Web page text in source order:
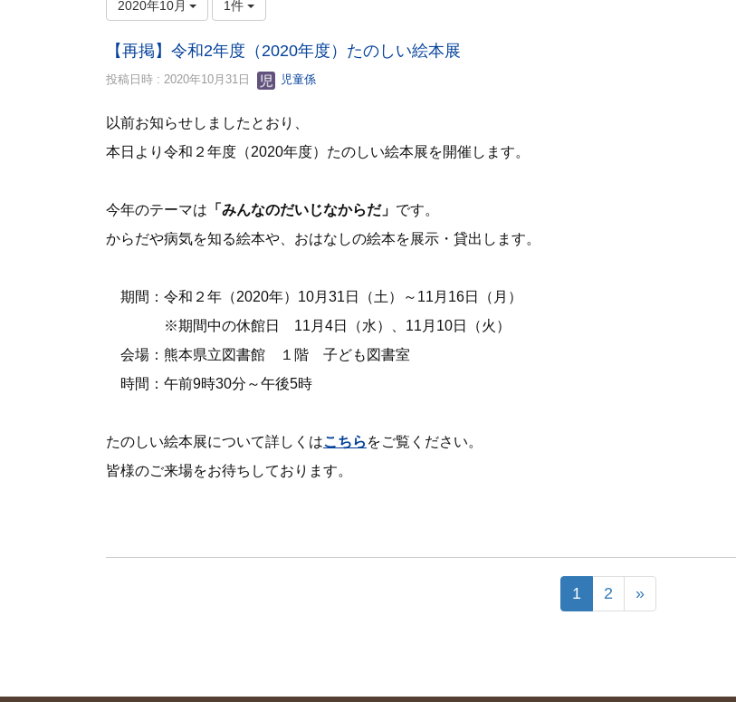
2020年10月 1件
【再掲】令和2年度（2020年度）たのしい絵本展
投稿日時 : 2020年10月31日 児童係
以前お知らせしましたとおり、
本日より令和２年度（2020年度）たのしい絵本展を開催します。
今年のテーマは 「みんなのだいじなからだ」 です。
からだや病気を知る絵本や、おはなしの絵本を展示・貸出します。
期間：令和２年（2020年）10月31日（土）～11月16日（月）
※期間中の休館日 11月4日（水）、11月10日（火）
会場：熊本県立図書館 １階 子ども図書室
時間：午前9時30分～午後5時
たのしい絵本展について詳しくはこちら をご覧ください。
皆様のご来場をお待ちしております。
1 2 »